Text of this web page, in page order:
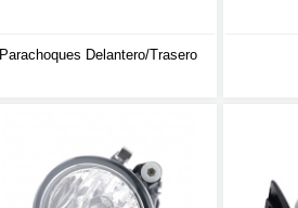
Parachoques Delantero/trasero